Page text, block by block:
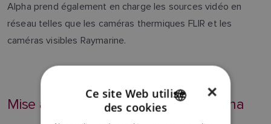
Alpha prend également en charge les sources vidéo en
réseau telles que les caméras thermiques FLIR et les
caméras visibles Raymarine.
Mise à niveau de votre système Alpha
×
Ce site Web utilise
des cookies